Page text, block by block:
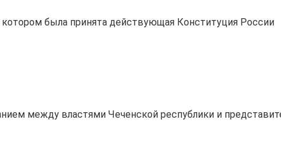
котором была принята действующая Конституция России
между властями Чеченской республики и